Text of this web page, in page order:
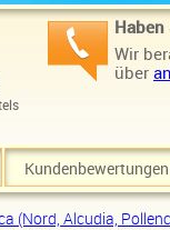
Haben
Wir
über
Kundenbewertungen
(Nord, Alcudia,